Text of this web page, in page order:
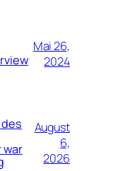
Mai 26,
2024
war
August
6,
2026